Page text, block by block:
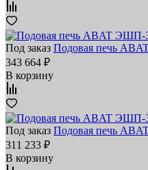
Под заказ Подовая печь
343 664 ₽
В корзину
Под заказ Подовая печь
311 233 ₽
В корзину